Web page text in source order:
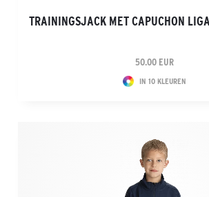
TRAININGSJACK MET CAPUCHON
50.00 EUR
IN 10 KLEUREN